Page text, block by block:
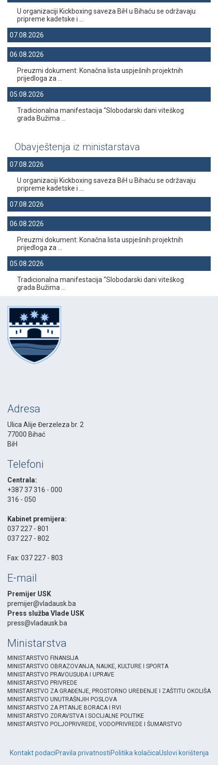
U organizaciji Kickboxing saveza BiH u Bihaću se održavaju
pripreme kadetske i ...
07.08.2026
06.08.2026
Preuzmi dokument: Konačna lista uspješnih projektnih
prijedloga za ...
05.08.2026
Tradicionalna manifestacija “Slobodarski dani viteškog
grada Bužima ...
Obavještenja iz ministarstava
07.08.2026
U organizaciji Kickboxing saveza BiH u Bihaću se održavaju
pripreme kadetske i ...
07.08.2026
06.08.2026
Preuzmi dokument: Konačna lista uspješnih projektnih
prijedloga za ...
05.08.2026
Tradicionalna manifestacija “Slobodarski dani viteškog
grada Bužima ...
Adresa
Ulica Alije Đerzeleza br. 2
77000 Bihać
BiH
Telefoni
Centrala:
+387 37 316 - 000
316 - 050
Kabinet premijera:
037 227 - 801
037 227 - 802
Fax: 037 227 - 803
E-mail
Premijer USK
premijer@vladausk.ba
Press služba Vlade USK
press@vladausk.ba
Ministarstva
MINISTARSTVO FINANSIJA
MINISTARSTVO OBRAZOVANJA, NAUKE, KULTURE I SPORTA
MINISTARSTVO PRAVOUSUĐA I UPRAVE
MINISTARSTVO PRIVREDE
MINISTARSTVO ZA GRAĐENJE, PROSTORNO UREĐENJE I ZAŠTITU OKOLIŠA
MINISTARSTVO UNUTRAŠNJIH POSLOVA
MINISTARSTVO ZA PITANJE BORACA I RVI
MINISTARSTVO ZDRAVSTVA I SOCIJALNE POLITIKE
MINISTARSTVO POLJOPRIVREDE, VODOPRIVREDE I ŠUMARSTVO
Kontakt podaciPravila privatnostiPolitika kolačicaUslovi korištenja